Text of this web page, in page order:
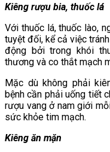
Kiêng rượu bia, thuốc lá
Với thuốc lá, thuốc lào,
tuyệt đối, kể cả việc
động bởi trong khói
thương và co thắt mạch
Mặc dù không phải
bệnh cần phải uống tiết
rượu vang ở nam giới
sức khỏe tim mạch.
Kiêng ăn mặn